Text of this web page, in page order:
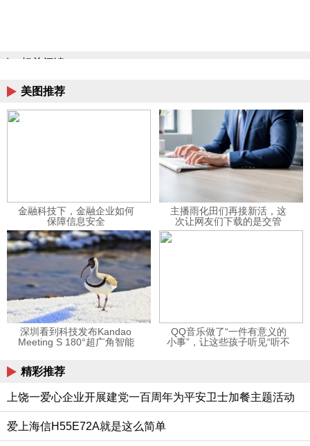
相关阅读
美图推荐
金融科技下，金融企业如何
保障信息安全
主播雨化田们再接新活，这
次让网友们下载的是交管
12123APP
深圳看到科技发布Kandao
Meeting S 180°超广角智能
QQ音乐做了“一件有意义的
小事”，让这些孩子听见“听不
精彩推荐
上饶一爱心企业开展建党一百周年为平安卫士加餐主题活动
爱上海信H55E72A就是这么简单